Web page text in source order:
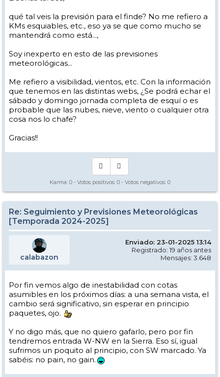
qué tal veis la previsión para el finde? No me refiero a
KMs esquiables, etc., eso ya se que como mucho se
mantendrá como está...,
Soy inexperto en esto de las previsiones
meteorológicas...
Me refiero a visibilidad, vientos, etc. Con la información
que tenemos en las distintas webs, ¿Se podrá echar el
sábado y domingo jornada completa de esquí o es
probable que las nubes, nieve, viento o cualquier otra
cosa nos lo chafe?
Gracias!!
Karma: 0 - Votos positivos: 0 - Votos negativos: 0
Re: Seguimiento y Previsiones Meteorológicas
[Temporada 2024-2025]
calabazon
Enviado: 23-01-2025 13:14
Registrado: 19 años antes
Mensajes: 3.648
Por fin vemos algo de inestabilidad con cotas
asumibles en los próximos días: a una semana vista, el
cambio será significativo, sin esperar en principio
paquetes, ojo.
Y no digo más, que no quiero gafarlo, pero por fin
tendremos entrada W-NW en la Sierra. Eso sí, igual
sufrimos un poquito al principio, con SW marcado. Ya
sabéis: no pain, no gain.